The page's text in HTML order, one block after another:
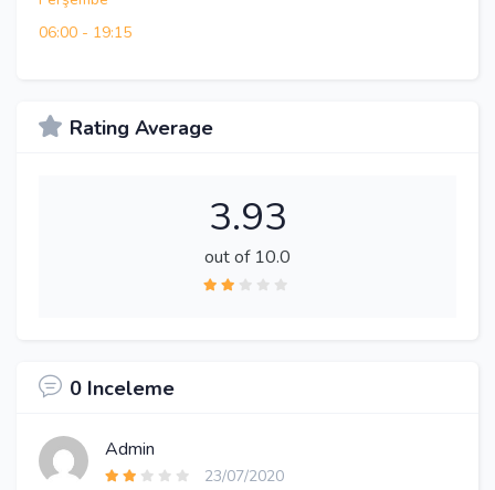
06:00 - 19:15
Rating Average
3.93
out of 10.0
0 Inceleme
Admin
23/07/2020